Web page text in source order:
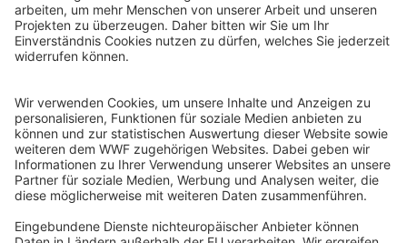
WWF Deutschland
Reinhardtstr. 18
10117 Berlin
Ihre Spende kann steuerlich geltend gemacht werden
Registriert als Stiftung WWF Deutschland, Senatsverwaltung für
Justiz Berlin, Az: 3416/976/2
Umsatzsteuer-Identifikationsnummer: DE 114236103
Freistellungsbescheid: Als gemeinnützige Körperschaft befreit